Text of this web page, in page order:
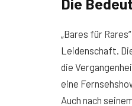
„Bares für
Leidenschaft.
die
eine
Auch nach